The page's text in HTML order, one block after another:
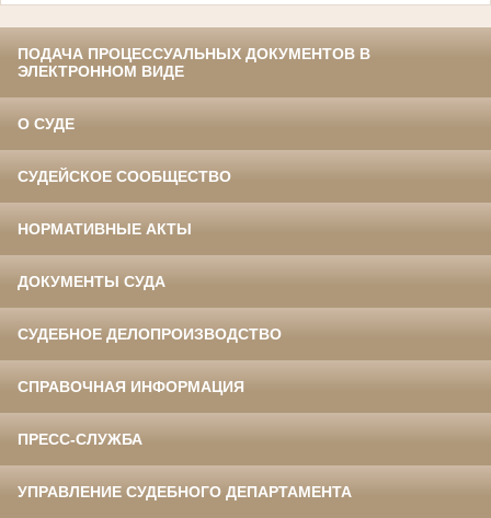
ПОДАЧА ПРОЦЕССУАЛЬНЫХ ДОКУМЕНТОВ В
ЭЛЕКТРОННОМ ВИДЕ
О СУДЕ
СУДЕЙСКОЕ СООБЩЕСТВО
НОРМАТИВНЫЕ АКТЫ
ДОКУМЕНТЫ СУДА
СУДЕБНОЕ ДЕЛОПРОИЗВОДСТВО
СПРАВОЧНАЯ ИНФОРМАЦИЯ
ПРЕСС-СЛУЖБА
УПРАВЛЕНИЕ СУДЕБНОГО ДЕПАРТАМЕНТА